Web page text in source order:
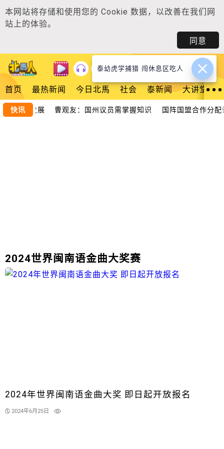
本网站将存储和使用您的 Cookie 数据，以改善在我们网
站上的体验。
同意
登入
首页 最热新闻 今日北馬 社会 泰新闻 大讲堂
快讯
推槟城发展 曹观友：国州议员需掌握知识 国阵国盟合作分
2024世界闽南语金曲大奖赛
2024年世界闽南语金曲大奖 即日起开放报名
2024年6月25日
泰幼虎学捕猎 闯休息区吃人